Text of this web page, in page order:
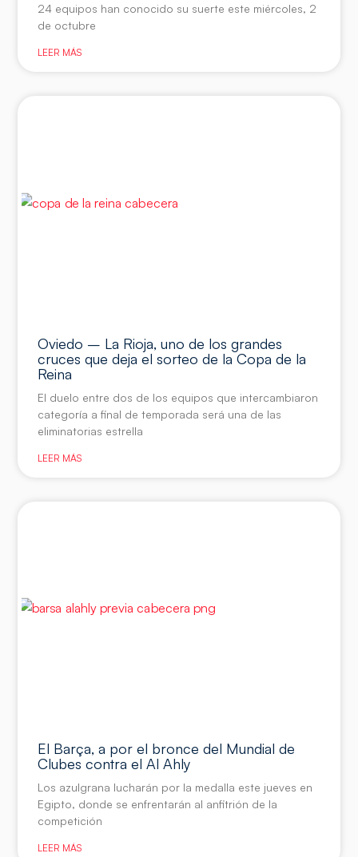
24 equipos han conocido su suerte este miércoles, 2
de octubre
LEER MÁS
Oviedo – La Rioja, uno de los grandes
cruces que deja el sorteo de la Copa de la
Reina
El duelo entre dos de los equipos que intercambiaron
categoría a final de temporada será una de las
eliminatorias estrella
LEER MÁS
El Barça, a por el bronce del Mundial de
Clubes contra el Al Ahly
Los azulgrana lucharán por la medalla este jueves en
Egipto, donde se enfrentarán al anfitrión de la
competición
LEER MÁS